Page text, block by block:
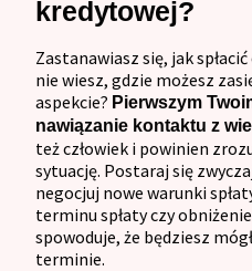
kredytowej?
Zastanawiasz się, jak
nie wiesz, gdzie możesz
aspekcie? Pierwszym
nawiązanie kontaktu z
też człowiek i powinien
sytuację. Postaraj się
negocjuj nowe warunki
terminu spłaty czy
spowoduje, że będziesz
terminie.